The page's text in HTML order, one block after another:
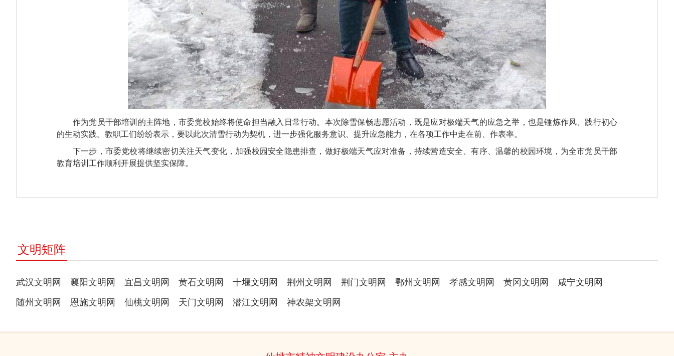
作为党员干部培训的主阵地，市委党校始终将使命担当融入日常行动。本次除雪保畅志愿活动，既是应对极端天气的应急之举，也是锤炼作风、践行初心
的生动实践。教职工们纷纷表示，要以此次清雪行动为契机，进一步强化服务意识、提升应急能力，在各项工作中走在前、作表率。
下一步，市委党校将继续密切关注天气变化，加强校园安全隐患排查，做好极端天气应对准备，持续营造安全、有序、温馨的校园环境，为全市党员干部
教育培训工作顺利开展提供坚实保障。
文明矩阵
武汉文明网 襄阳文明网 宜昌文明网 黄石文明网 十堰文明网 荆州文明网 荆门文明网 鄂州文明网 孝感文明网 黄冈文明网
咸宁文明网
随州文明网
恩施文明网 仙桃文明网 天门文明网 潜江文明网 神农架文明网